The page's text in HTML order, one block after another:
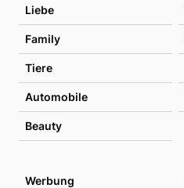
Liebe
Family
Tiere
Automobile
Beauty
Werbung